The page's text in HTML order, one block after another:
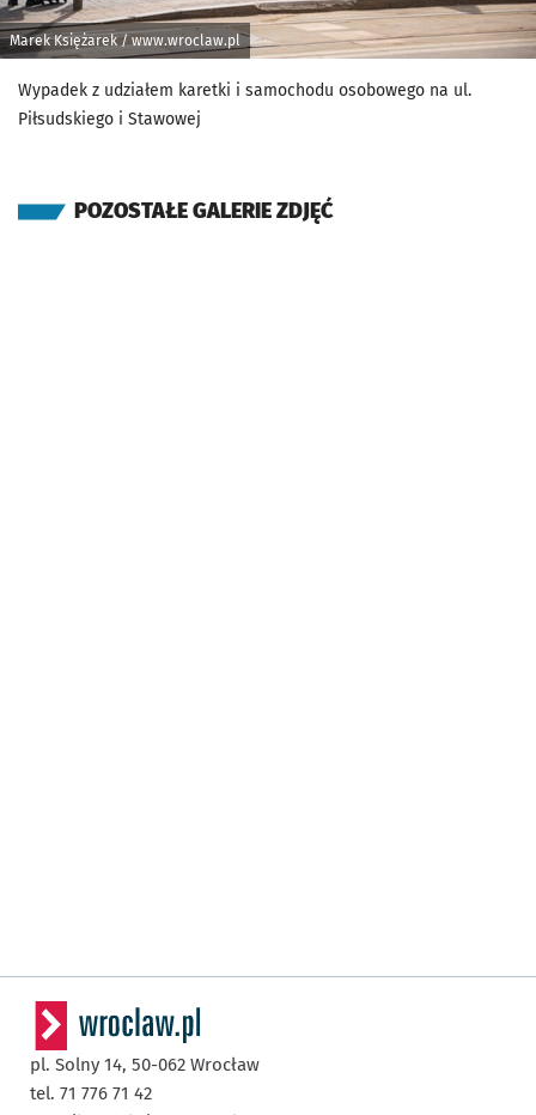
Marek Księżarek / www.wroclaw.pl
Wypadek z udziałem karetki i samochodu osobowego na ul.
Piłsudskiego i Stawowej
POZOSTAŁE GALERIE ZDJĘĆ
pl. Solny 14, 50-062 Wrocław
tel. 71 776 71 42